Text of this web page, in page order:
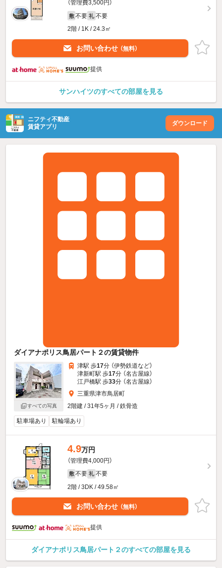
（管理費3,500円）
敷 不要 礼 不要
2階 / 1K / 24.3㎡
お問い合わせ （無料）
提供
サンハイツのすべての部屋を見る
ニフティ不動産
賃貸アプリ
ダウンロード
ダイアナポリス鳥居パート２の賃貸物件
すべての写真
津駅 歩17分 （伊勢鉄道など）
津新町駅 歩17分 （名古屋線）
江戸橋駅 歩33分 （名古屋線）
三重県津市鳥居町
2階建 / 31年5ヶ月 / 鉄骨造
駐車場あり 駐輪場あり
4.9万円
（管理費4,000円）
敷 不要 礼 不要
2階 / 3DK / 49.58㎡
お問い合わせ （無料）
提供
ダイアナポリス鳥居パート２のすべての部屋を見る